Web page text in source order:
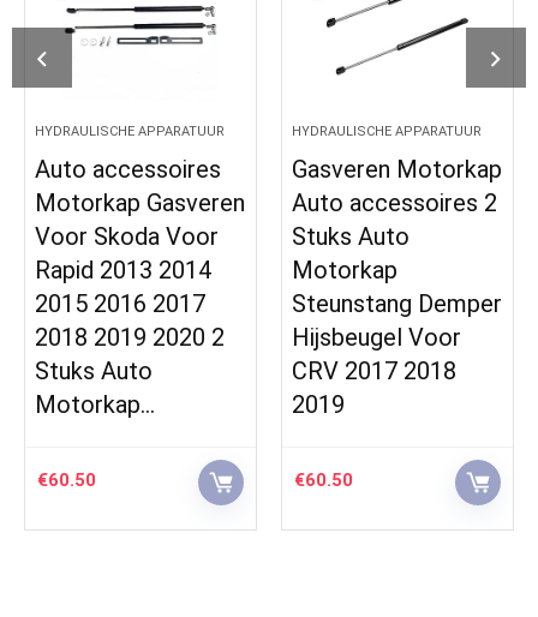
HYDRAULISCHE APPARATUUR
Gasveren Motorkap
Auto accessoires 2
Stuks Auto
Motorkap
Steunstang Demper
Hijsbeugel Voor
CRV 2017 2018
2019
HYDRAULISCHE
Auto accessoires
Motorkap
Voor Renault
Kadjar 2015 2016
2017 2018 2019
Stuks Auto
Motorkap Cover